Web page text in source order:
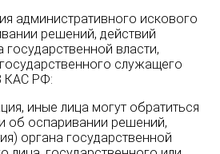
административного искового
решений, действий
государственной власти,
служащего
КАС РФ:
иные лица могут обратиться
об оспаривании решений,
органа государственной